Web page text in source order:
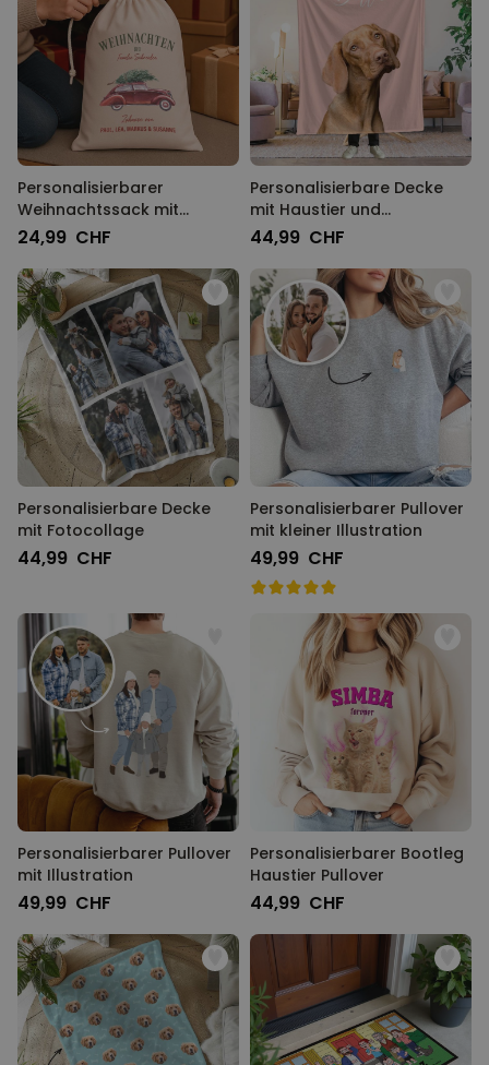
Personalisierbarer
Weihnachtssack mit
Illustration
24,99 CHF
Personalisierbare Decke
mit Haustier und
Hintergrund
44,99 CHF
Personalisierbare Decke
mit Fotocollage
44,99 CHF
Personalisierbarer Pullover
mit kleiner Illustration
49,99 CHF
Personalisierbarer Pullover
mit Illustration
49,99 CHF
Personalisierbarer Bootleg
Haustier Pullover
44,99 CHF